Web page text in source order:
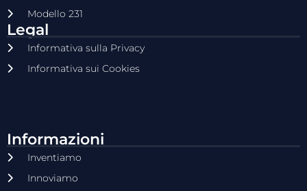
Modello 231
Legal
Informativa sulla Privacy
Informativa sui Cookies
Informazioni
Inventiamo
Innoviamo